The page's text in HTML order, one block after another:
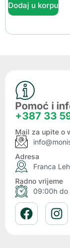
Dodaj u korpu
Pomoć i
+387 33
Mail za upite o
Adresa
Franca
Radno vrijeme
09:00h do